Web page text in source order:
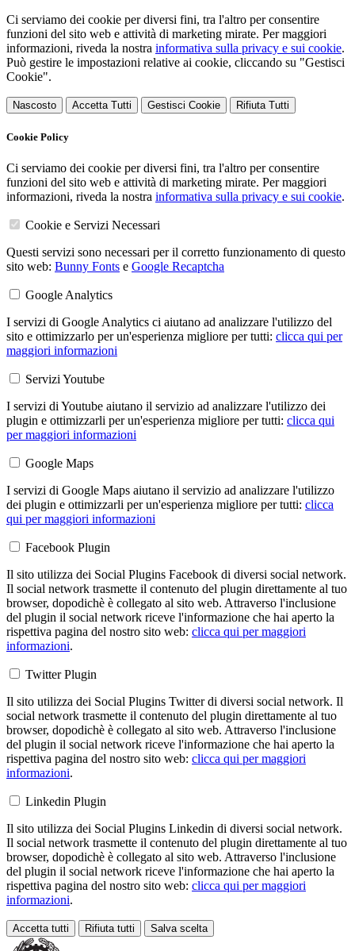
Ci serviamo dei cookie per diversi fini, tra l'altro per consentire
funzioni del sito web e attività di marketing mirate. Per maggiori
informazioni, riveda la nostra informativa sulla privacy e sui cookie.
Può gestire le impostazioni relative ai cookie, cliccando su "Gestisci
Cookie".
Nascosto Accetta Tutti Gestisci Cookie Rifiuta Tutti
Cookie Policy
Ci serviamo dei cookie per diversi fini, tra l'altro per consentire
funzioni del sito web e attività di marketing mirate. Per maggiori
informazioni, riveda la nostra informativa sulla privacy e sui cookie.
Cookie e Servizi Necessari
Questi servizi sono necessari per il corretto funzionamento di questo
sito web: Bunny Fonts e Google Recaptcha
Google Analytics
I servizi di Google Analytics ci aiutano ad analizzare l'utilizzo del
sito e ottimizzarlo per un'esperienza migliore per tutti: clicca qui per
maggiori informazioni
Servizi Youtube
I servizi di Youtube aiutano il servizio ad analizzare l'utilizzo dei
plugin e ottimizzarli per un'esperienza migliore per tutti: clicca qui
per maggiori informazioni
Google Maps
I servizi di Google Maps aiutano il servizio ad analizzare l'utilizzo
dei plugin e ottimizzarli per un'esperienza migliore per tutti: clicca
qui per maggiori informazioni
Facebook Plugin
Il sito utilizza dei Social Plugins Facebook di diversi social network.
Il social network trasmette il contenuto del plugin direttamente al tuo
browser, dopodichè è collegato al sito web. Attraverso l'inclusione
del plugin il social network riceve l'informazione che hai aperto la
rispettiva pagina del nostro sito web: clicca qui per maggiori
informazioni.
Twitter Plugin
Il sito utilizza dei Social Plugins Twitter di diversi social network. Il
social network trasmette il contenuto del plugin direttamente al tuo
browser, dopodichè è collegato al sito web. Attraverso l'inclusione
del plugin il social network riceve l'informazione che hai aperto la
rispettiva pagina del nostro sito web: clicca qui per maggiori
informazioni.
Linkedin Plugin
Il sito utilizza dei Social Plugins Linkedin di diversi social network.
Il social network trasmette il contenuto del plugin direttamente al tuo
browser, dopodichè è collegato al sito web. Attraverso l'inclusione
del plugin il social network riceve l'informazione che hai aperto la
rispettiva pagina del nostro sito web: clicca qui per maggiori
informazioni.
Accetta tutti Rifiuta tutti Salva scelta
Loading...